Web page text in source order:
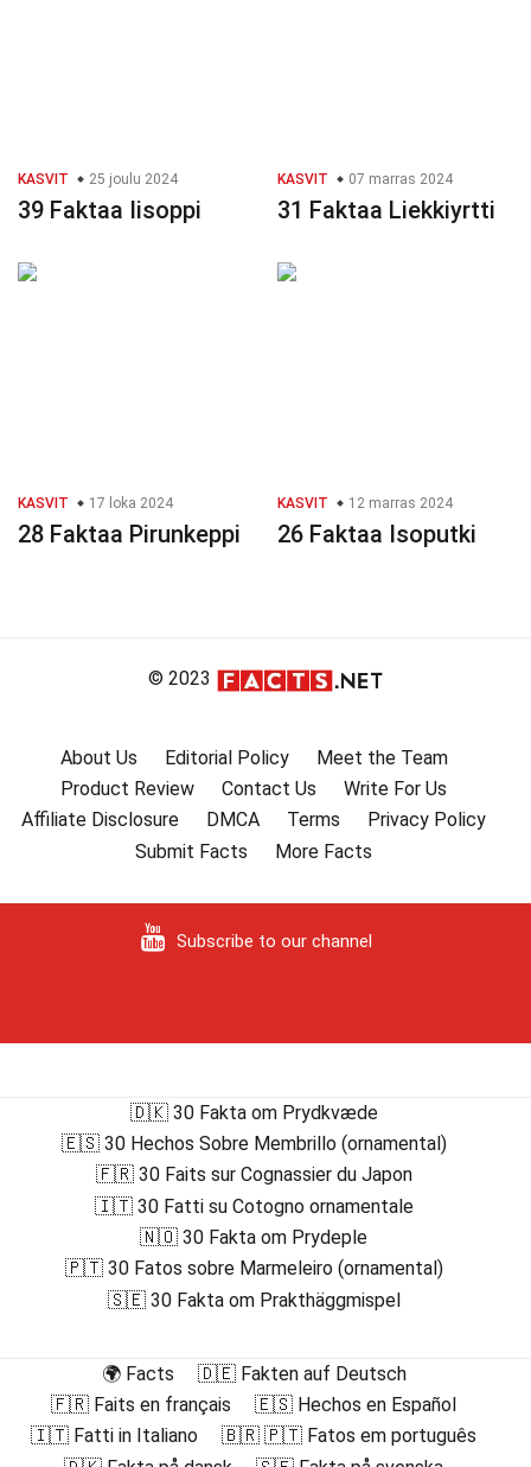
KASVIT 25 joulu 2024
39 Faktaa Iisoppi
KASVIT 07 marras 2024
31 Faktaa Liekkiyrtti
KASVIT 17 loka 2024
28 Faktaa Pirunkeppi
KASVIT 12 marras 2024
26 Faktaa Isoputki
© 2023
About Us Editorial Policy
Meet the Team
Product Review
Contact Us
Write For Us
Affiliate Disclosure
DMCA Terms
Privacy Policy
Submit Facts
More Facts
Subscribe to our channel
🇩🇰 30 Fakta om Prydkvæde
🇪🇸 30 Hechos Sobre Membrillo (ornamental)
🇫🇷 30 Faits sur Cognassier du Japon
🇮🇹 30 Fatti su Cotogno ornamentale
🇳🇴 30 Fakta om Prydeple
🇵🇹 30 Fatos sobre Marmeleiro (ornamental)
🇸🇪 30 Fakta om Prakthäggmispel
🌍 Facts
🇩🇪 Fakten auf Deutsch
🇫🇷 Faits en français
🇪🇸 Hechos en Español
🇮🇹 Fatti in Italiano
🇧🇷 🇵🇹 Fatos em português